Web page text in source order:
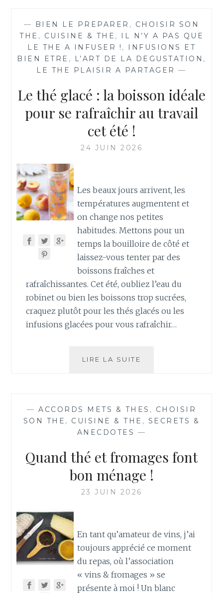
THÉS
— BIEN LE PREPARER , CHOISIR SON
THE , CUISINE & THE ,
IL N’Y A PAS QUE
LE THE A INFUSER ! ,
INFUSIONS ET
BIEN ETRE , L’ART DE LA DEGUSTATION ,
LE THE PLAISIR A PARTAGER —
Le thé glacé : la boisson idéale
pour se rafraîchir au travail
cet été !
24 JUIN 2026
Les beaux jours arrivent, les
températures augmentent et
on change nos petites
habitudes. Mettons pour un
temps la bouilloire de côté et
laissez-vous tenter par des
boissons fraîches et
rafraîchissantes. Cet été, oubliez l’eau du
robinet ou bien les boissons trop sucrées,
craquez plutôt pour les thés glacés ou les
infusions glacées pour vous rafraîchir…
LIRE LA SUITE
BOISSON
IDÉALE
POUR
RAFRAÎCHIR
AU
TRAVAIL
— ACCORDS METS & THES , CHOISIR
SON THE , CUISINE & THE , SECRETS &
ANECDOTES —
Quand thé et fromages font
bon ménage !
23 JUIN 2026
En tant qu’amateur de vins, j’ai
toujours apprécié ce moment
du repas, où l’association
« vins & fromages » se
présente à moi ! Un blanc